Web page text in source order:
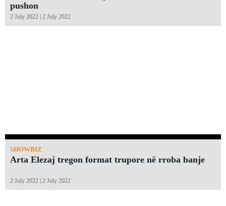
pushon
2 July 2022 | 2 July 2022
SHOWBIZ
Arta Elezaj tregon format trupore në rroba banje
2 July 2022 | 2 July 2022